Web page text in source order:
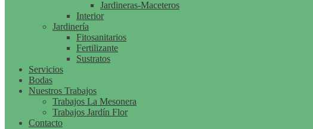
Jardineras-Maceteros
Interior
Jardinería
Fitosanitarios
Fertilizante
Sustratos
Servicios
Bodas
Nuestros Trabajos
Trabajos La Mesonera
Trabajos Jardín Flor
Contacto